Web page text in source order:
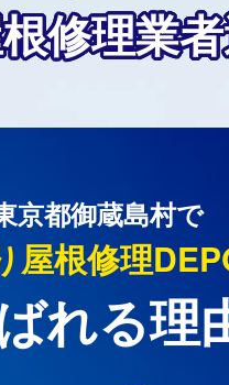
修理業
京都御蔵島村で
屋根修理
れる理